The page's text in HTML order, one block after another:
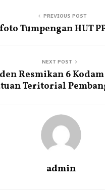
PREVIOUS POST
Tumpengan HUT
NEXT POST
Resmikan 6
Teritorial
admin